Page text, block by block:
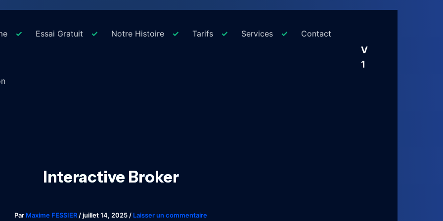
Essai Gratuit Notre Histoire Tarifs Services Contact
V
1
Interactive Broker
Par Maxime FESSIER /juillet 14, 2025 / Laisser un commentaire